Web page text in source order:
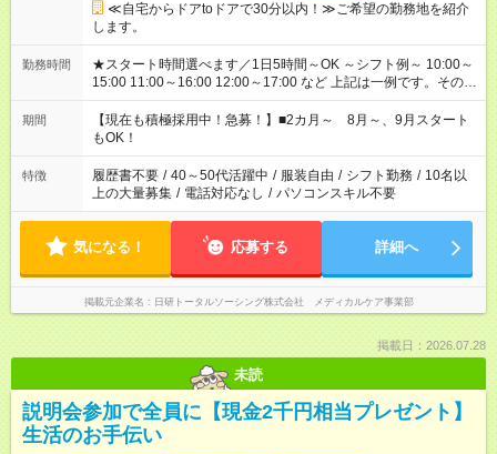
≪自宅からドアtoドアで30分以内！≫ご希望の勤務地を紹介
します。
勤務時間
★スタート時間選べます／1日5時間～OK ～シフト例～ 10:00～
15:00 11:00～16:00 12:00～17:00 など 上記は一例です。その他
シフトもご相談ください。 ※Wワークの場合当社と合わせて法
定労働時間が週40時間を超えなければOKです。
期間
【現在も積極採用中！急募！】■2カ月～ 8月～、9月スタート
もOK！
特徴 履歴書不要 / 40～50代活躍中 / 服装自由 / シフト勤務 / 10名以
上の大量募集 / 電話対応なし / パソコンスキル不要
気になる！ 応募する 詳細へ
掲載元企業名 日研トータルソーシング株式会社 メディカルケア事業部
掲載日：2026.07.28
未読
説明会参加で全員に【現金2千円相当プレゼント】
生活のお手伝い